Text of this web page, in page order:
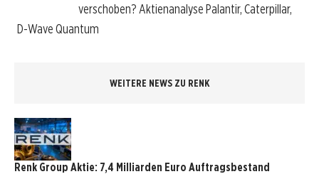
verschoben? Aktienanalyse Palantir, Caterpillar,
D-Wave Quantum
WEITERE NEWS ZU RENK
Renk Group Aktie: 7,4 Milliarden Euro Auftragsbestand